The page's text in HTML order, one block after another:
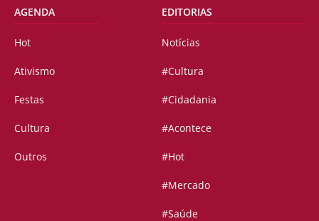
AGENDA
Hot
Ativismo
Festas
Cultura
Outros
EDITORIAS
Notícias
#Cultura
#Cidadania
#Acontece
#Hot
#Mercado
#Saúde